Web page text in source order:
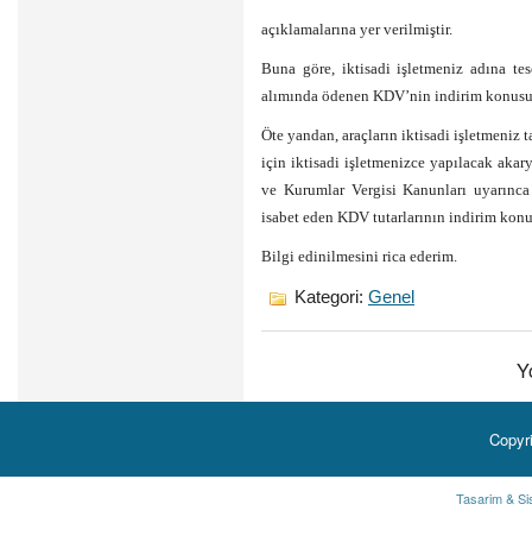
açıklamalarına yer verilmiştir.
Buna göre, iktisadi işletmeniz adına
alımında ödenen KDV’nin indirim
Öte yandan, araçların iktisadi işletmeniz
için iktisadi işletmenizce yapılacak
ve Kurumlar Vergisi Kanunları
isabet eden KDV tutarlarının indirim
Bilgi edinilmesini rica ederim.
Kategori: Genel
Tasarim &